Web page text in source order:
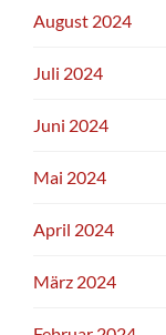
August 2024
Juli 2024
Juni 2024
Mai 2024
April 2024
März 2024